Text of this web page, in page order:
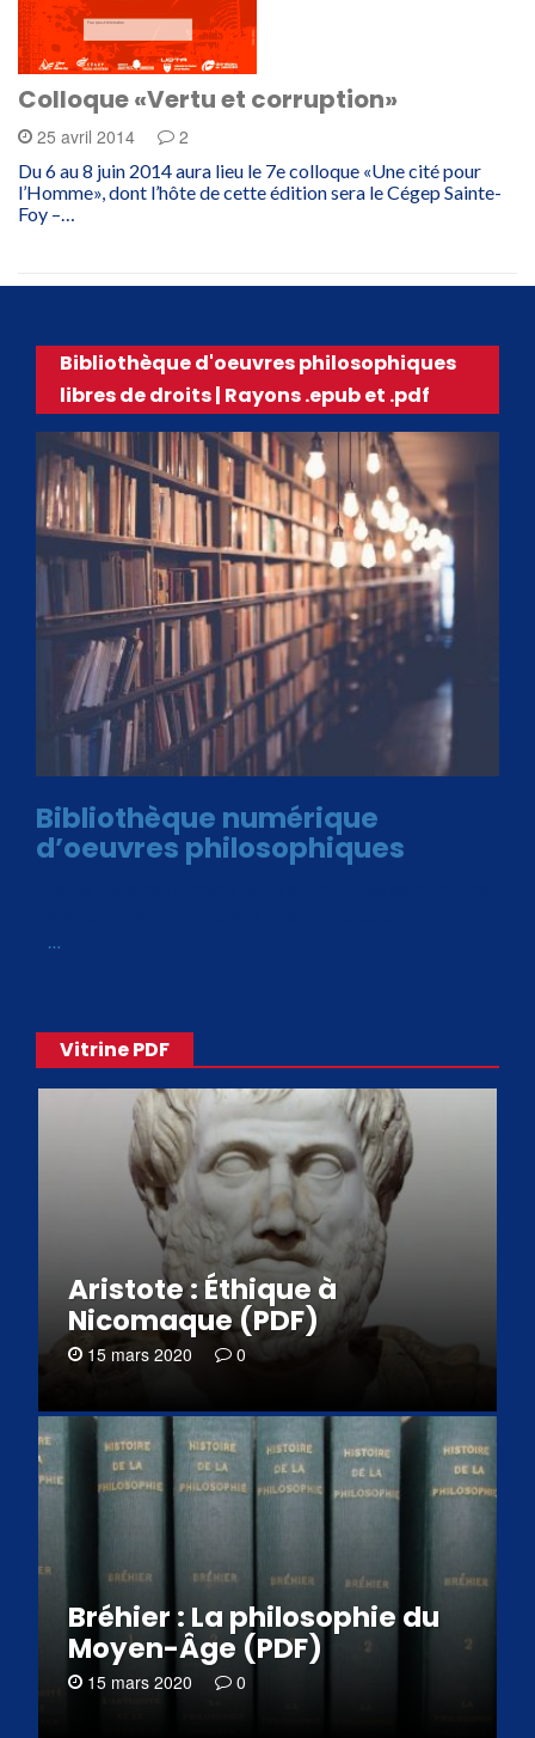
Colloque «Vertu et corruption»
25 avril 2014 2
Du 6 au 8 juin 2014 aura lieu le 7e colloque «Une cité pour
l’Homme», dont l’hôte de cette édition sera le Cégep Sainte-
Foy –…
Bibliothèque d'oeuvres philosophiques
libres de droits | Rayons .epub et .pdf
Bibliothèque numérique
d’oeuvres philosophiques
…
Vitrine PDF
Aristote : Éthique à
Nicomaque (PDF)
15 mars 2020 0
Bréhier : La philosophie du
Moyen-Âge (PDF)
15 mars 2020 0